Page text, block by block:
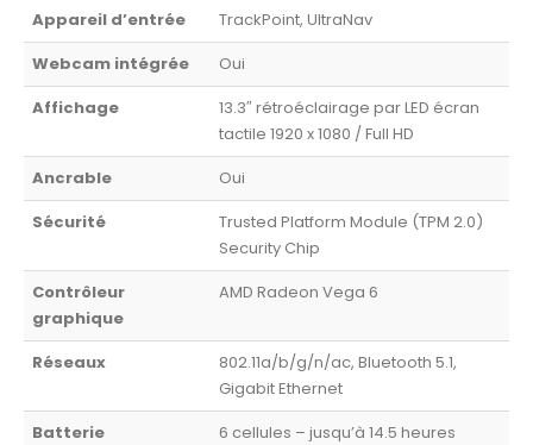
Appareil d’entrée
TrackPoint, UltraNav
Webcam intégrée
Oui
Affichage
13.3″ rétroéclairage par LED écran
tactile 1920 x 1080 / Full HD
Ancrable
Oui
Sécurité
Trusted Platform Module (TPM 2.0)
Security Chip
Contrôleur
graphique
AMD Radeon Vega 6
Réseaux
802.11a/b/g/n/ac, Bluetooth 5.1,
Gigabit Ethernet
Batterie
6 cellules – jusqu’à 14.5 heures